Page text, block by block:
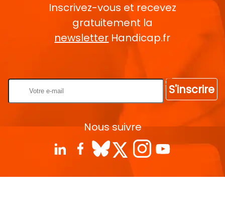
Inscrivez-vous et recevez
gratuitement la
newsletter Handicap.fr
S'inscrire
Nous suivre